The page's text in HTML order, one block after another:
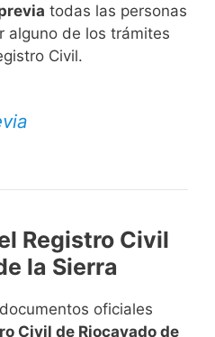
todas las personas
alguno de los trámites
Civil.​
Registro Civil
la Sierra
oficiales
Civil de Riocavado de